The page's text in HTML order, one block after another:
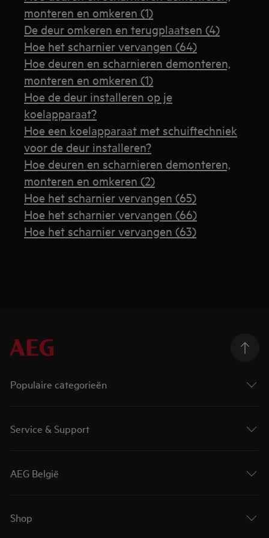
monteren en omkeren (1)
De deur omkeren en terugplaatsen (4)
Hoe het scharnier vervangen (64)
Hoe deuren en scharnieren demonteren,
monteren en omkeren (1)
Hoe de deur installeren op je
koelapparaat?
Hoe een koelapparaat met schuiftechniek
voor de deur installeren?
Hoe deuren en scharnieren demonteren,
monteren en omkeren (2)
Hoe het scharnier vervangen (65)
Hoe het scharnier vervangen (66)
Hoe het scharnier vervangen (63)
Populaire categorieën
Service & Support
AEG België
Shop